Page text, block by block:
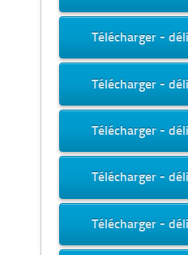
Télécharger -
Télécharger -
Télécharger -
Télécharger -
Télécharger -